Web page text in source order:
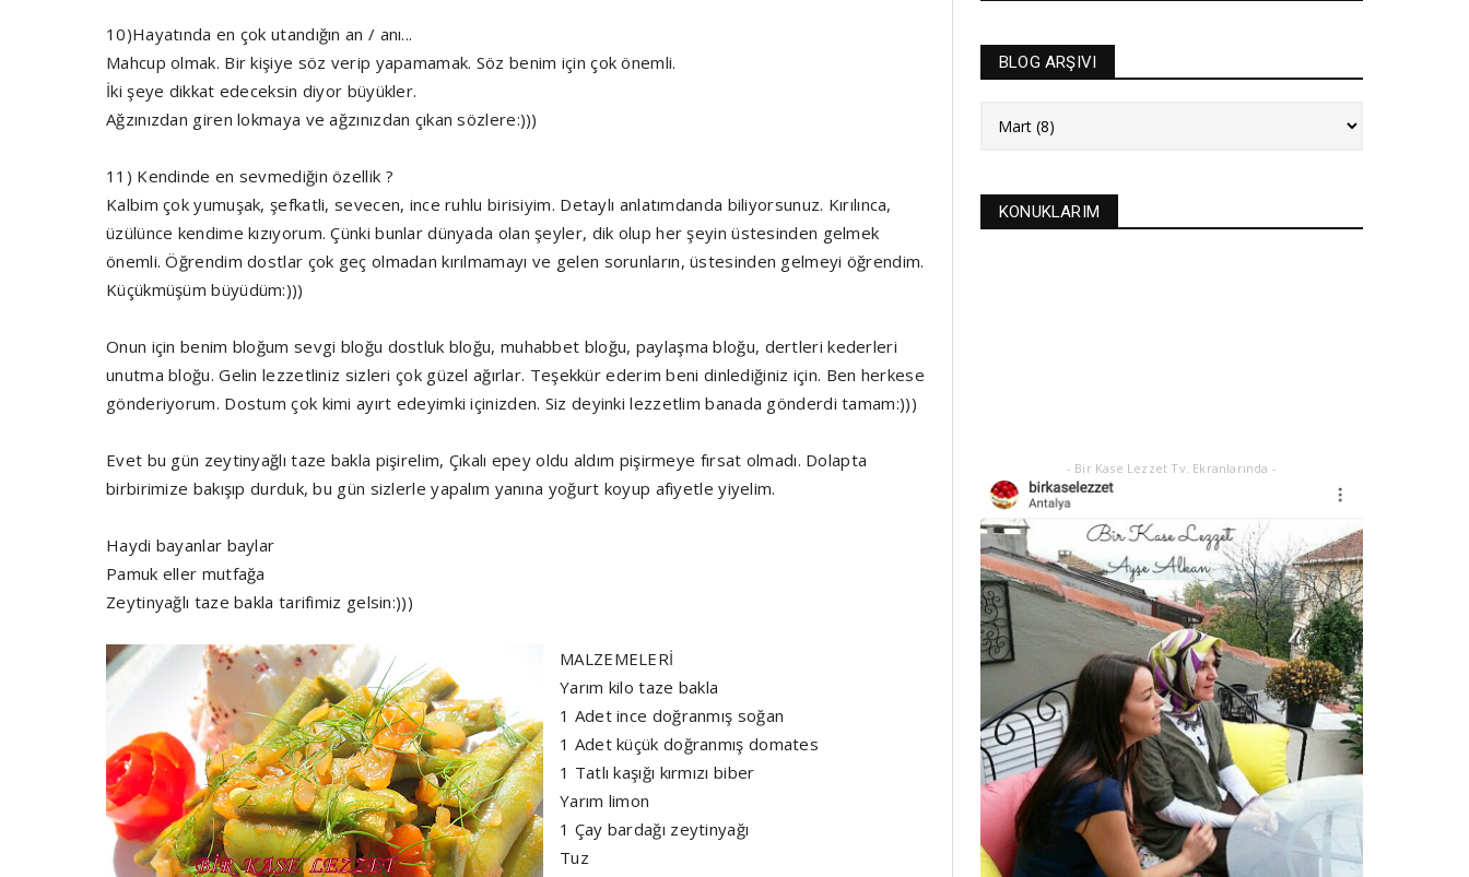
10)Hayatında en çok utandığın an / anı...
Mahcup olmak. Bir kişiye söz verip yapamamak. Söz benim için çok önemli.
İki şeye dikkat edeceksin diyor büyükler.
Ağzınızdan giren lokmaya ve ağzınızdan çıkan sözlere:)))
11) Kendinde en sevmediğin özellik ?
Kalbim çok yumuşak, şefkatli, sevecen, ince ruhlu birisiyim. Detaylı anlatımdanda biliyorsunuz. Kırılınca,
üzülünce kendime kızıyorum. Çünki bunlar dünyada olan şeyler, dik olup her şeyin üstesinden gelmek
önemli. Öğrendim dostlar çok geç olmadan kırılmamayı ve gelen sorunların, üstesinden gelmeyi öğrendim.
Küçükmüşüm büyüdüm:)))
Onun için benim bloğum sevgi bloğu dostluk bloğu, muhabbet bloğu, paylaşma bloğu, dertleri kederleri
unutma bloğu. Gelin lezzetliniz sizleri çok güzel ağırlar. Teşekkür ederim beni dinlediğiniz için. Ben herkese
gönderiyorum. Dostum çok kimi ayırt edeyimki içinizden. Siz deyinki lezzetlim banada gönderdi tamam:)))
Evet bu gün zeytinyağlı taze bakla pişirelim, Çıkalı epey oldu aldım pişirmeye fırsat olmadı. Dolapta
birbirimize bakışıp durduk, bu gün sizlerle yapalım yanına yoğurt koyup afiyetle yiyelim.
Haydi bayanlar baylar
Pamuk eller mutfağa
Zeytinyağlı taze bakla tarifimiz gelsin:)))
MALZEMELERİ
Yarım kilo taze bakla
1 Adet ince doğranmış soğan
1 Adet küçük doğranmış domates
1 Tatlı kaşığı kırmızı biber
Yarım limon
1 Çay bardağı zeytinyağı
Tuz
İRMİK HELVASI TARİFİ
KURABİYELER
BLOG ARŞIVI
KONUKLARIM
- Bir Kase Lezzet Tv. Ekranlarında -